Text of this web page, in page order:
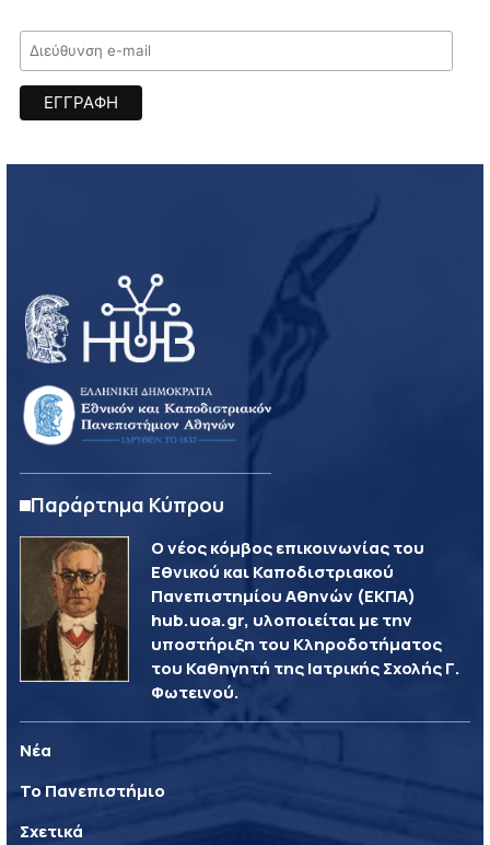
Παράρτημα Κύπρου
Ο νέος κόμβος επικοινωνίας του
Εθνικού και Καποδιστριακού
Πανεπιστημίου Αθηνών (ΕΚΠΑ)
hub.uoa.gr, υλοποιείται με την
υποστήριξη του Κληροδοτήματος
του Καθηγητή της Ιατρικής Σχολής Γ.
Φωτεινού.
Νέα
Το Πανεπιστήμιο
Σχετικά